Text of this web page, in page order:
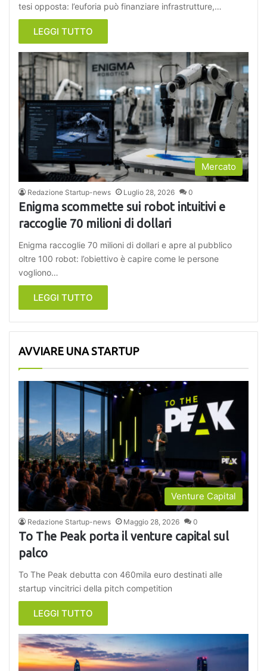
tesi opposta: l’euforia può finanziare infrastrutture,…
LEGGI TUTTO
Mercato
Redazione Startup-news Luglio 28, 2026 0
Enigma scommette sui robot intuitivi e
raccoglie 70 milioni di dollari
Enigma raccoglie 70 milioni di dollari e apre al pubblico
oltre 100 robot: l’obiettivo è capire come le persone
vogliono…
LEGGI TUTTO
AVVIARE UNA STARTUP
Venture Capital
Redazione Startup-news Maggio 28, 2026 0
To The Peak porta il venture capital sul
palco
To The Peak debutta con 460mila euro destinati alle
startup vincitrici della pitch competition
LEGGI TUTTO